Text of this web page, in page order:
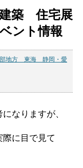
建築 住宅展
ント情報
地方 東海 静岡・愛
なりますが、
に目で見て